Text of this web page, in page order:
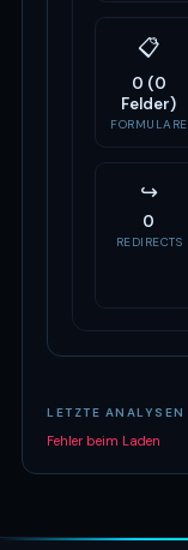
📋
0 (0
Felder)
FORMULARE
↪
0
REDIRECTS
LETZTE ANALYSEN
Fehler beim Laden